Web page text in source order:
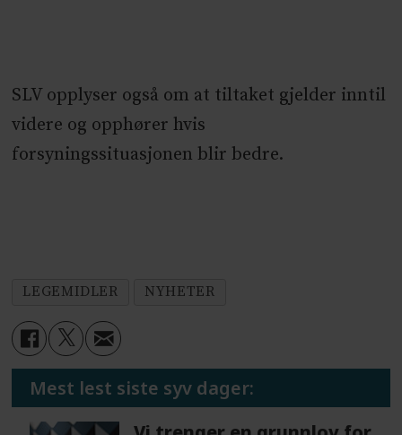
SLV opplyser også om at tiltaket gjelder inntil
videre og opphører hvis
forsyningssituasjonen blir bedre.
LEGEMIDLER NYHETER
Mest lest siste syv dager: